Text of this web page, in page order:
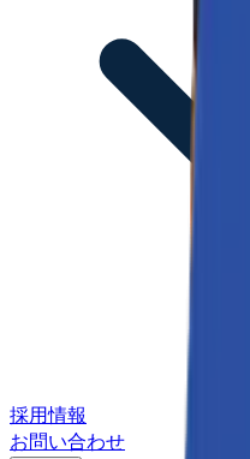
採用情報
お問い合わせ